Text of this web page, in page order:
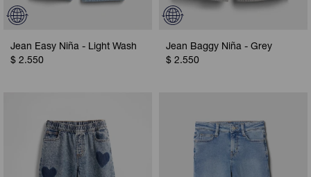
Jean Easy Niña - Light Wash
$ 2.550
Jean Baggy Niña - Grey
$ 2.550